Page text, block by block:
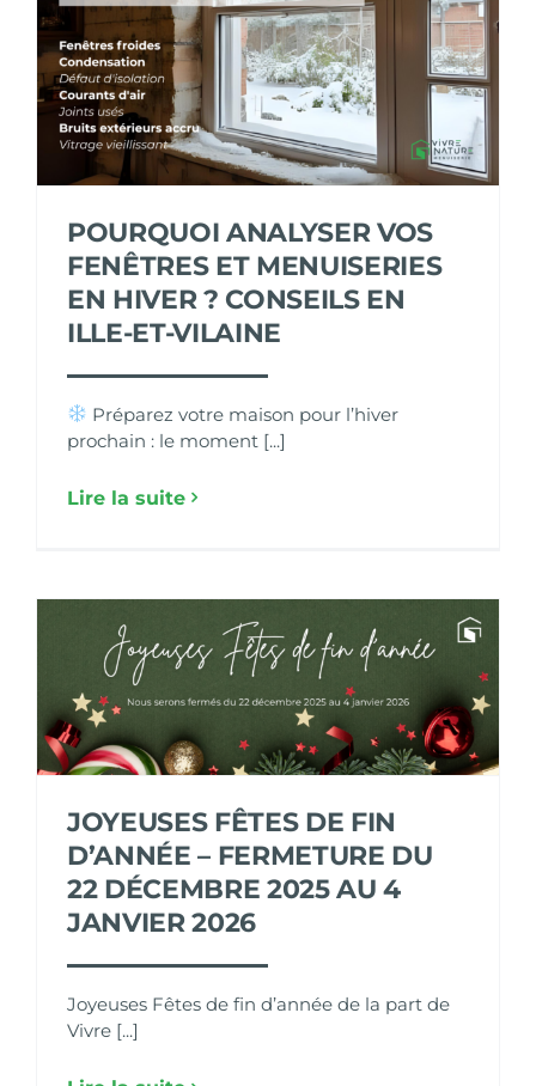
POURQUOI ANALYSER VOS
FENÊTRES ET MENUISERIES
EN HIVER ? CONSEILS EN
ILLE-ET-VILAINE
Préparez votre maison pour l’hiver
prochain : le moment [...]
Lire la suite
JOYEUSES FÊTES DE FIN
D’ANNÉE – FERMETURE DU
22 DÉCEMBRE 2025 AU 4
JANVIER 2026
Joyeuses Fêtes de fin d’année de la part de
Vivre [...]